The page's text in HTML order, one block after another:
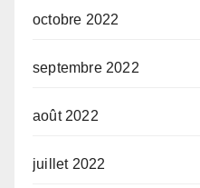
octobre 2022
septembre 2022
août 2022
juillet 2022